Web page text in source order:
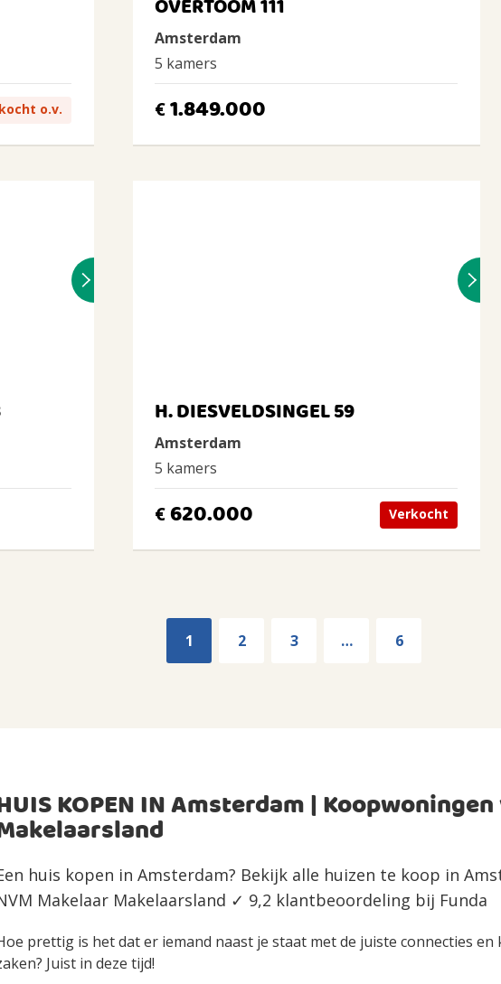
o.v.
OVERTOOM 111
Amsterdam
5 kamers
€1.849.000
H. DIESVELDSINGEL 59
Amsterdam
5 kamers
€620.000 Verkocht
1 2 3 … 6
KOPEN IN Amsterdam |
huis kopen in Amsterdam? Bekijk alle huizen te koop in
Makelaar Makelaarsland ✓ 9,2 klantbeoordeling bij Funda
prettig is het dat er iemand naast je staat met de juiste connecties en
Juist in deze tijd!